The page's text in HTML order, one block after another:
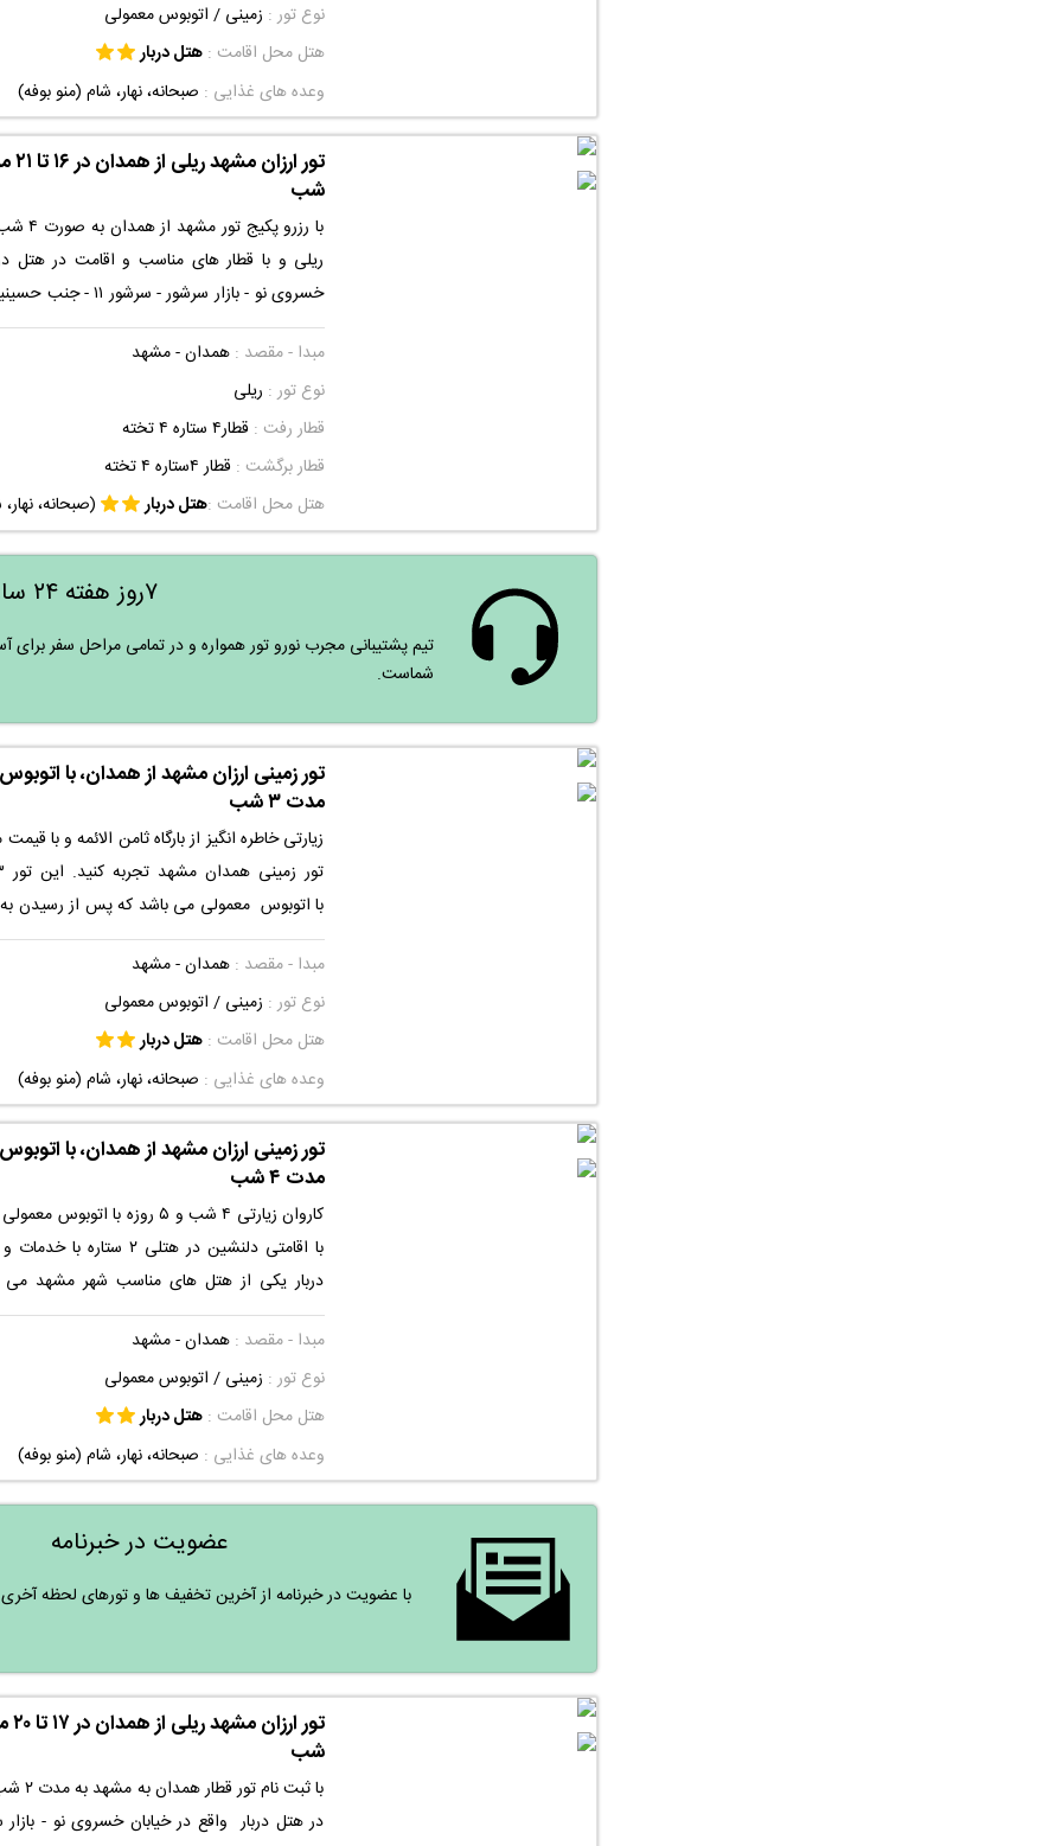
بی ار تی و ایستگاه های مترو برای بسیاری از زائران
و مسافران حائز اهمیت خواهد بود. این تور از
برای برای کلیه ی مسافران برخوردار می باشد که
زمینی تبریز مشهد ، شما می توانید در نزدیک
حرم اقامت داشته باشند.
نوع تور : زمینی / اتوبوس معمولی
هتل محل اقامت : هتل دربار
وعده های غذایی : صبحانه، نهار، شام (منو بوفه)
شب
ریلی و با قطار های مناسب و اقامت در هتل
خسروی نو - بازار سرشور - سرشور ۱۱ - جنب حسینیه اصفهانیها از
بهشتحضور امام رعوف بهره‌مند شوید. برای
تنها کافی است این پکیج تور زیارتی تفریحی را
اقامت در این هتل که امکانات کامل و قابل
مناسبی هم به نقاط مهم شهری دارد لذت کافی را
مبدا - مقصد : همدان - مشهد
نوع تور : ریلی
قطار رفت : قطار۴ ستاره ۴ تخته
قطار برگشت : قطار ۴ستاره ۴ تخته
هتل محل اقامت :هتل دربار (صبحانه،
۷روز هفته ۲۴ ساعته
تیم پشتیبانی مجرب نورو تور همواره و در تمامی مراحل سفر برای
شماست.
تور زمینی ارزان مشهد از همدان، با
مدت ۳ شب
زیارتی خاطره انگیز از بارگاه ثامن الائمه و با
با اتوبوس معمولی می باشد که پس از رسیدن
دربار اقامت خواهید داشت. این هتل با
اصفهانیها واقع شده است و شما به راحتی و با
به صحن حرم مطهر امام رضا (ع) مشرف خواهید
بهشت رضوی سیراب خواهید شد. اقامتی دلنشین و
برای شما آرزومندیم.
مبدا - مقصد : همدان - مشهد
نوع تور : زمینی / اتوبوس معمولی
هتل محل اقامت : هتل دربار
وعده های غذایی : صبحانه، نهار، شام (منو بوفه)
تور زمینی ارزان مشهد از همدان، با
مدت ۴ شب
کاروان زیارتی ۴ شب و ۵ روزه با
با اقامتی دلنشین در هتلی ۲
دربار یکی از هتل های مناسب شهر مشهد می
خسروی نو - بازار سرشور
شده است و دسترسی مناسبی به حرم مطهر و
عمومی برای عبور و مرور راحت تر دارد. با استفاده
در هتل در نظر گرفته شده می توانید خاطره
دغدغه را در شهر مشهد تجربه کنید.
مبدا - مقصد : همدان - مشهد
نوع تور : زمینی / اتوبوس معمولی
هتل محل اقامت : هتل دربار
وعده های غذایی : صبحانه، نهار، شام (منو بوفه)
عضویت در خبرنامه
با عضویت در خبرنامه از آخرین تخفیف ها و تورهای لحظه آخری
شب